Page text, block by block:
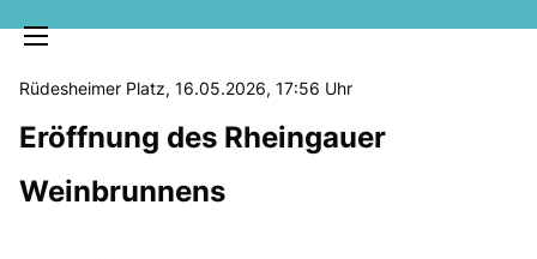
Rüdesheimer Platz, 16.05.2026, 17:56 Uhr
Eröffnung des Rheingauer
Weinbrunnens